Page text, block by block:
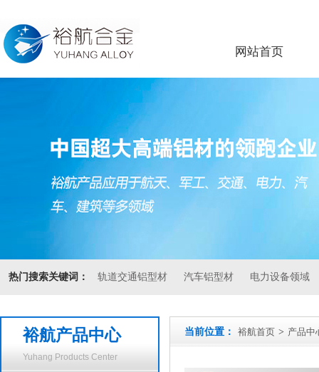
网站首页
热门搜索关键词： 轨道交通铝型材 汽车铝型材 电力设备领域
裕航产品中心
Yuhang Products Center
当前位置： 裕航首页 > 产品中